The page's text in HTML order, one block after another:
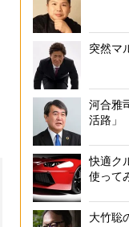
突然マ
河合雅
活路」
快適ク
使って
大竹聡